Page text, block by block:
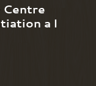
a l